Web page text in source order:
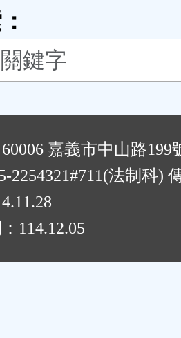
嘉義市中山路199
2254321#711(法制科)
114.12.05